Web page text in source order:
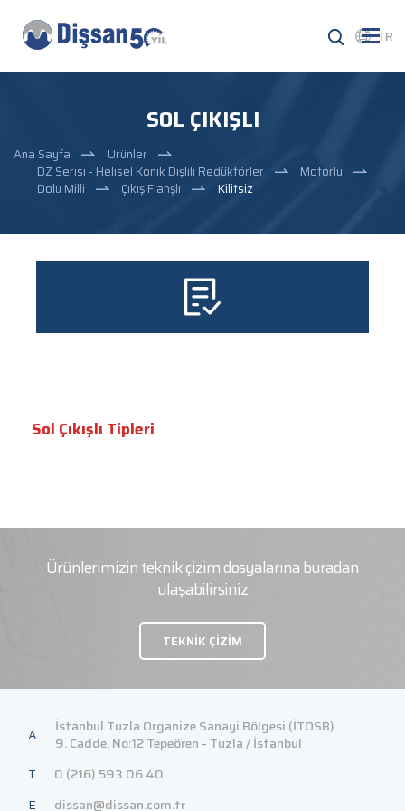
TR
SOL ÇIKIŞLI
Ana Sayfa
Ürünler
DZ Serisi - Helisel Konik Dişlili Redüktörler
Motorlu
Dolu Milli
Çıkış Flanşlı Kilitsiz
Sol Çıkışlı Tipleri
Ürünlerimizin teknik çizim dosyalarına buradan
ulaşabilirsiniz
TEKNİK ÇİZİM
A
İstanbul Tuzla Organize Sanayi Bölgesi (İTOSB)
9. Cadde, No:12 Tepeören - Tuzla / İstanbul
T
0 (216) 593 06 40
E
dissan@dissan.com.tr